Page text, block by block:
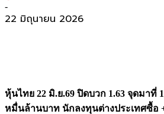
-
22 มิถุนายน 2026
หุ้นไทย 22 มิ.ย.69 ปิดบวก 1.63 จุดมาที่
หมื่นล้านบาท นักลงทุนต่างประเทศซื้อ